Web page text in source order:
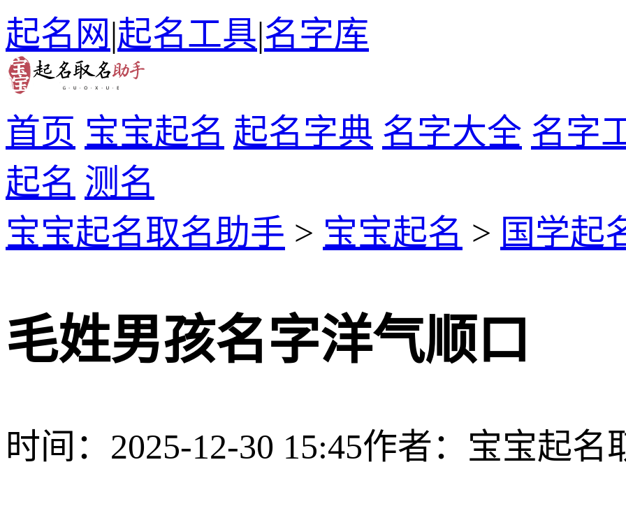
起名网|起名工具|名字库
首页 宝宝起名 起名字典 名字大全 名字
起名 测名
宝宝起名取名助手 > 宝宝起名 > 国学起
毛姓男孩名字洋气顺口
时间：2025-12-30 15:45作者：宝宝起名